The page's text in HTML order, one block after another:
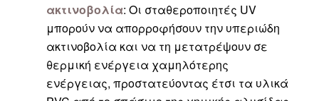
ακτινοβολία: Οι σταθεροποιητές UV
μπορούν να απορροφήσουν την υπεριώδη
ακτινοβολία και να τη μετατρέψουν σε
θερμική ενέργεια χαμηλότερης
ενέργειας, προστατεύοντας έτσι τα υλικά